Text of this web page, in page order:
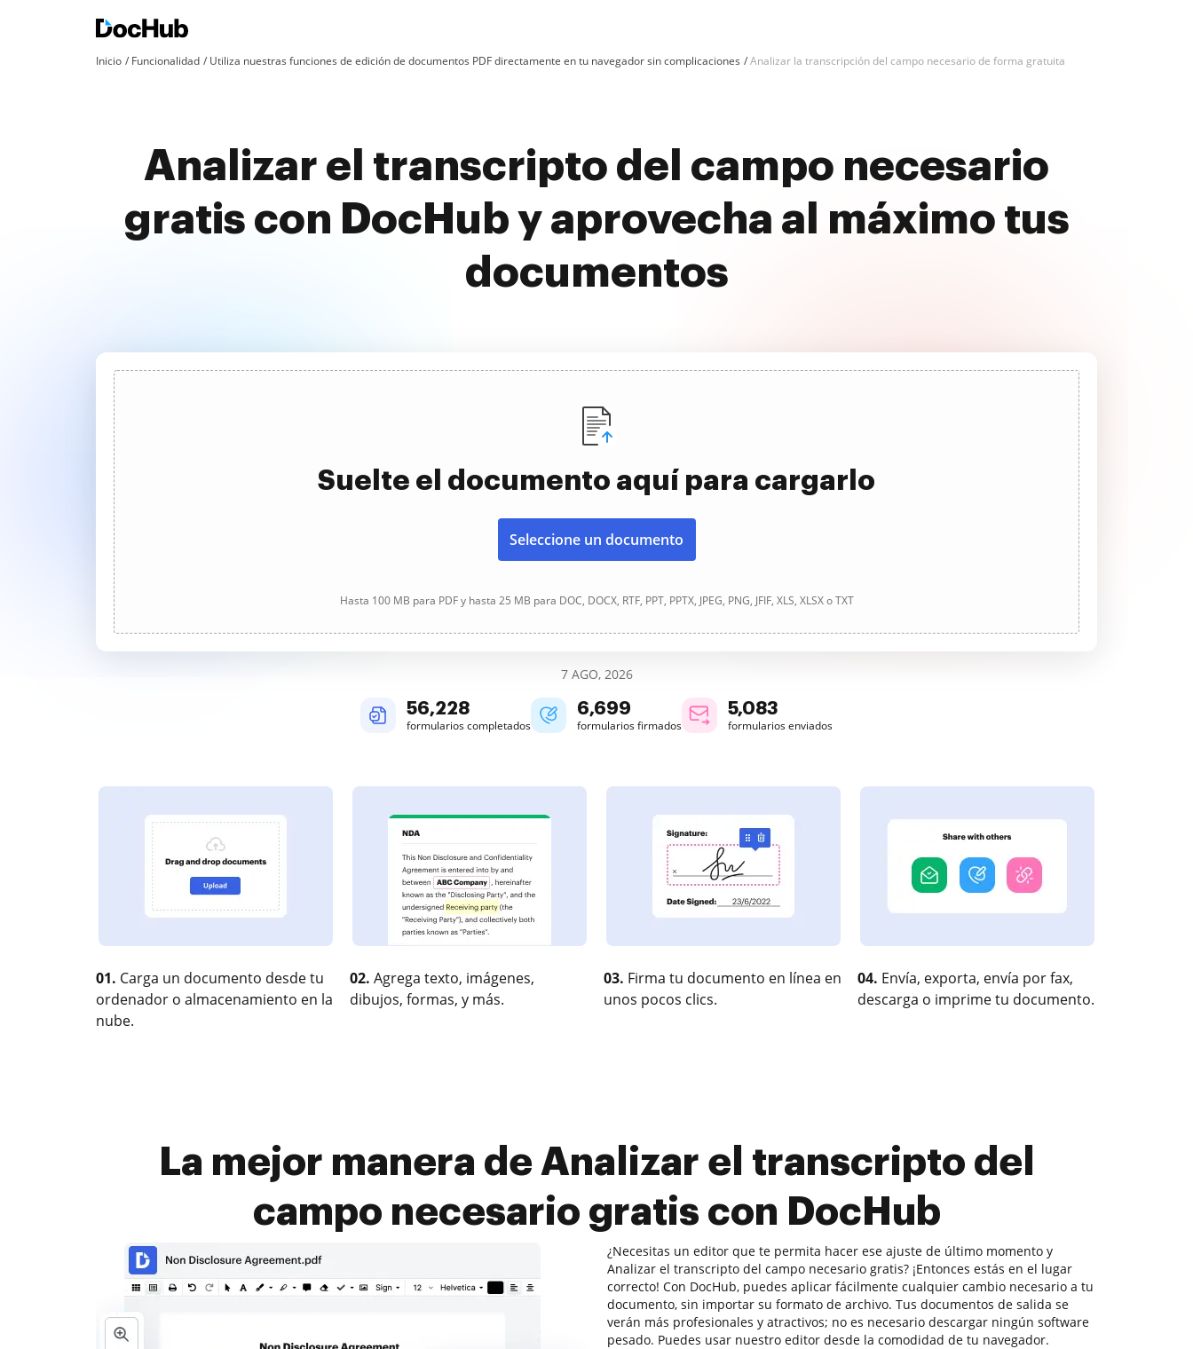
Inicio Funcionalidad Utiliza nuestras funciones de edición de documentos PDF directamente en tu navegador sin complicaciones Analizar la transcripción del campo necesario de forma gratuita
Analizar el transcripto del campo necesario
gratis con DocHub y aprovecha al máximo tus
documentos
Suelte el documento aquí para cargarlo
Seleccione un documento
Hasta 100 MB para PDF y hasta 25 MB para DOC, DOCX, RTF, PPT, PPTX, JPEG, PNG, JFIF, XLS, XLSX o TXT
7 AGO, 2026
56,229
formularios completados
6,699
formularios firmados
5,083
formularios enviados
01. Carga un documento desde tu
ordenador o almacenamiento en la
nube.
02. Agrega texto, imágenes,
dibujos, formas, y más.
03. Firma tu documento en línea en
unos pocos clics.
04. Envía, exporta, envía por fax,
descarga o imprime tu documento.
La mejor manera de Analizar el transcripto del
campo necesario gratis con DocHub
¿Necesitas un editor que te permita hacer ese ajuste de último momento y
Analizar el transcripto del campo necesario gratis? ¡Entonces estás en el lugar
correcto! Con DocHub, puedes aplicar fácilmente cualquier cambio necesario a tu
documento, sin importar su formato de archivo. Tus documentos de salida se
verán más profesionales y atractivos; no es necesario descargar ningún software
pesado. Puedes usar nuestro editor desde la comodidad de tu navegador.